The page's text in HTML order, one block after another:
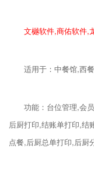
文樾软件,商佑软件,
适用于：中餐馆,西
功能：台位管理,会
后厨打印,结账单打印,结
点餐,后厨总单打印,后厨